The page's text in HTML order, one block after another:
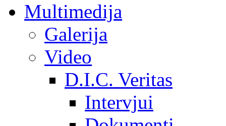
Multimedija
Galerija
Video
D.I.C. Veritas
Intervjui